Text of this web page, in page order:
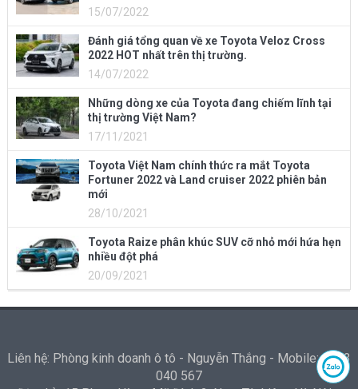
15/07/2022
Đánh giá tổng quan về xe Toyota Veloz Cross
2022 HOT nhất trên thị trường.
14/07/2022
Những dòng xe của Toyota đang chiếm lĩnh tại
thị trường Việt Nam?
17/11/2021
Toyota Việt Nam chính thức ra mắt Toyota
Fortuner 2022 và Land cruiser 2022 phiên bản
mới
28/10/2021
Toyota Raize phân khúc SUV cỡ nhỏ mới hứa hẹn
nhiều đột phá
20/09/2021
Liên hệ: Phòng kinh doanh ô tô - Nguyễn Thắng - Mobile: 0973
040 567